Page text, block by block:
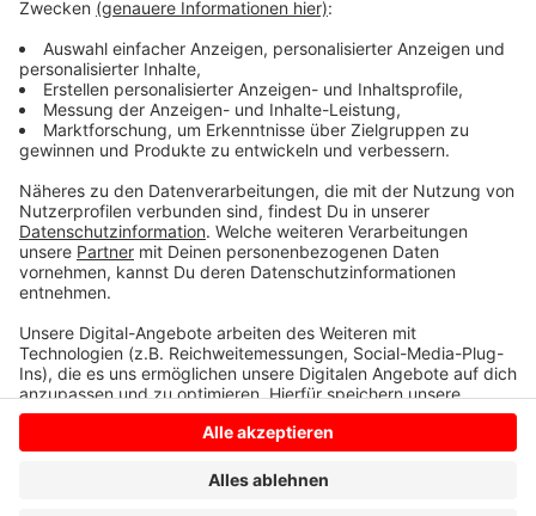
Trümmerteilen nicht mehr ausweichen und sein Wagen
wurde beschädigt. Der Sachschaden beträgt mehrere
zehntausend Euro.
Anzeige